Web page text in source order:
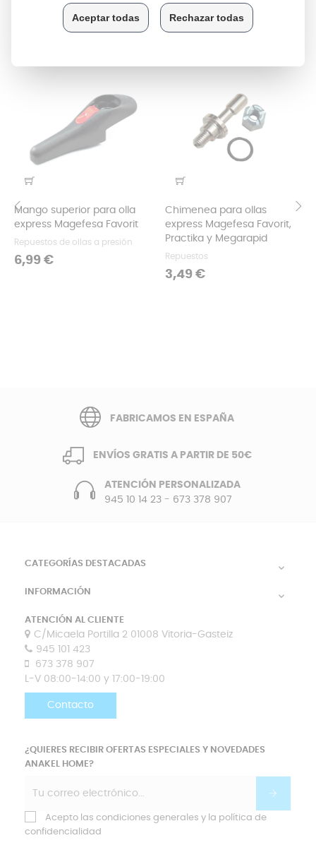
LOS CLIENTES QUE COMPRARON ESTE
PRODUCTO TAMBIÉN HAN COMPRADO:
Mango superior para olla
express Magefesa Favorit
Repuestos de ollas a presión
Precio
6,99 €
Chimenea para ollas
express Magefesa Favorit,
Practika y Megarapid
Repuestos
Precio
3,49 €
FABRICAMOS EN ESPAÑA
ENVÍOS GRATIS A PARTIR DE 50€
ATENCIÓN PERSONALIZADA
945 10 14 23- 673 378 907
CATEGORÍAS DESTACADAS 
INFORMACIÓN 
ATENCIÓN AL CLIENTE
C/Micaela Portilla 2 01008 Vitoria-Gasteiz
945 101 423
673 378 907
L-V 08:00-14:00 y 17:00-19:00
Contacto
¿QUIERES RECIBIR OFERTAS ESPECIALES Y NOVEDADES
ANAKEL HOME?
Acepto las condiciones generales y la política de
confidencialidad